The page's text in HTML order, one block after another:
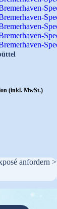
(inkl. MwSt.)
anfordern >